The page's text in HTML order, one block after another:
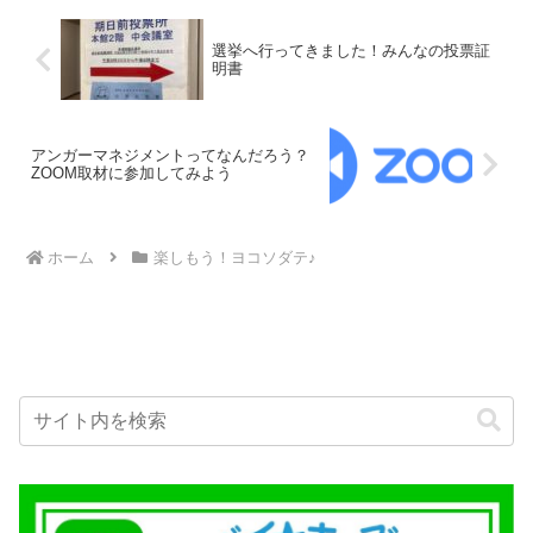
選挙へ行ってきました！みんなの投票証
明書
アンガーマネジメントってなんだろう？
ZOOM取材に参加してみよう
ホーム 楽しもう！ヨコソダテ♪